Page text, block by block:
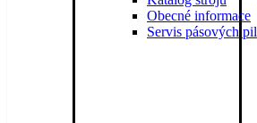
Obecné informace
Servis pásových pil